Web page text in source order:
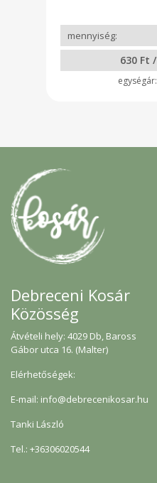
630 Ft
Debreceni Kosár
Közösség
Átvételi hely: 4029 Db, Baross
Gábor utca 16. (Malter)
Elérhetőségek:
E-mail: info@debrecenikosar.hu
Tanki László
Tel.: +36306020544